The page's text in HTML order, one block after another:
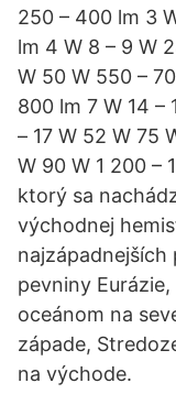
250 – 400 lm 3
lm 4 W 8 – 9 W
W 50 W 550 –
800 lm 7 W 14 –
– 17 W 52 W 75
W 90 W 1 200 –
ktorý sa
východnej
pevniny
oceánom na
západe,
na východe.